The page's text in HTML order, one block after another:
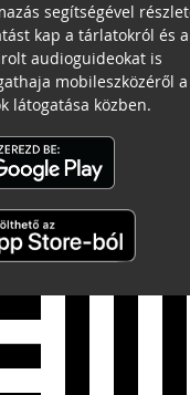
segítségével
kap a tárlatokról és a
audioguideokat is
mobileszközéről a
látogatása közben.